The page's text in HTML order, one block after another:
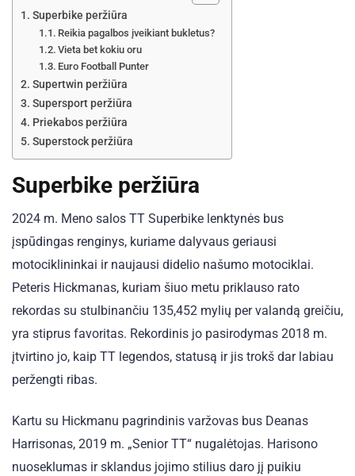
Superbike peržiūra
Reikia pagalbos įveikiant bukletus?
Vieta bet kokiu oru
Euro Football Punter
Supertwin peržiūra
Supersport peržiūra
Priekabos peržiūra
Superstock peržiūra
Superbike peržiūra
2024 m. Meno salos TT Superbike lenktynės bus
įspūdingas renginys, kuriame dalyvaus geriausi
motociklininkai ir naujausi didelio našumo motociklai.
Peteris Hickmanas, kuriam šiuo metu priklauso rato
rekordas su stulbinančiu 135,452 mylių per valandą greičiu,
yra stiprus favoritas. Rekordinis jo pasirodymas 2018 m.
įtvirtino jo, kaip TT legendos, statusą ir jis trokš dar labiau
peržengti ribas.
Kartu su Hickmanu pagrindinis varžovas bus Deanas
Harrisonas, 2019 m. „Senior TT“ nugalėtojas. Harisono
nuoseklumas ir sklandus jojimo stilius daro jį puikiu